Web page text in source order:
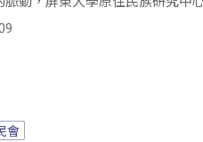
自身文化的生命經驗，除了做
。
會